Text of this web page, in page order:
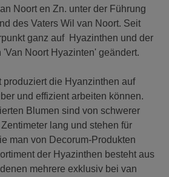
Noort en Zn. unter der Führung
des Vaters Wil van Noort. Seit
ganz auf Hyazinthen und der
'Van Noort Hyazinten' geändert.
produziert die Hyanzinthen auf
und effizient arbeiten können.
Blumen sind von schwerer
lang und stehen für
man von Decorum-Produkten
der Hyazinthen besteht aus
mehrere exklusiv bei van